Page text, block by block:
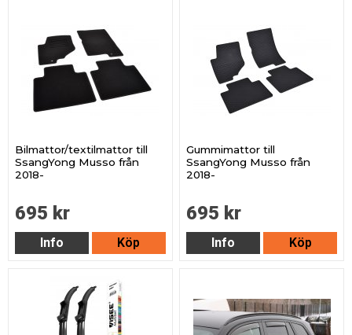
Bilmattor/textilmattor till
SsangYong Musso från
2018-
695 kr
Info Köp
Gummimattor till
SsangYong Musso från
2018-
695 kr
Info Köp